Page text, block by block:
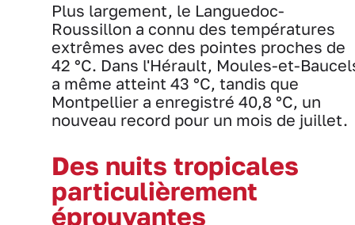
Plus largement, le Languedoc-
Roussillon a connu des températures
extrêmes avec des pointes proches de
42 °C. Dans l'Hérault, Moules-et-
a même atteint 43 °C, tandis que
Montpellier a enregistré 40,8 °C, un
nouveau record pour un mois de juillet.
Des nuits tropicales
particulièrement
éprouvantes